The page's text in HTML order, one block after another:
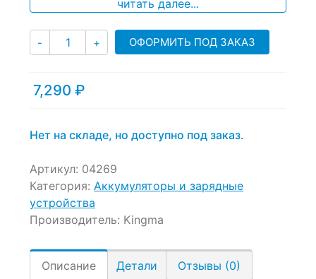
читать далее...
- Количество
+ ОФОРМИТЬ ПОД ЗАКАЗ
7,290 ₽
Нет на складе, но доступно под заказ.
Артикул: 04269
Категория: Аккумуляторы и зарядные
устройства
Производитель: Kingma
Описание Детали Отзывы (0)